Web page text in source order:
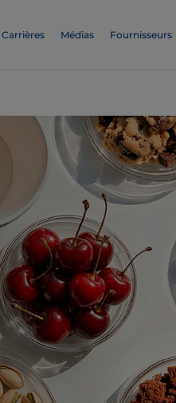
Carrières Médias Fournisseurs